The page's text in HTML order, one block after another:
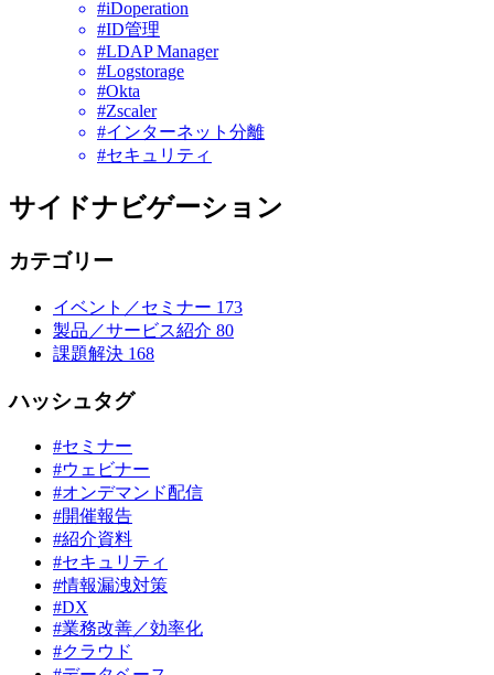
#iDoperation
#ID管理
#LDAP Manager
#Logstorage
#Okta
#Zscaler
#インターネット分離
#セキュリティ
サイドナビゲーション
カテゴリー
イベント／セミナー 173
製品／サービス紹介 80
課題解決 168
ハッシュタグ
#セミナー
#ウェビナー
#オンデマンド配信
#開催報告
#紹介資料
#セキュリティ
#情報漏洩対策
#DX
#業務改善／効率化
#クラウド